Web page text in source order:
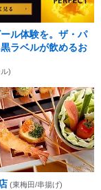
ル体験を。ザ・パ
ラベルが飲めるお
)
(東梅田/串揚げ)